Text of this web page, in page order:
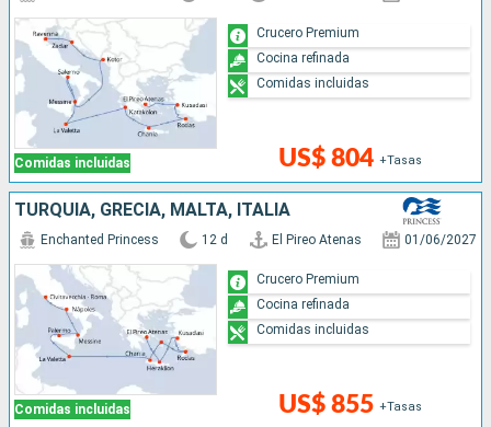
Comidas incluidas US$ 804 +Tasas
Crucero Premium
Cocina refinada
Comidas incluidas
TURQUÍA, GRECIA, MALTA, ITALIA
Comidas incluidas
Enchanted Princess 12 d El Pireo Atenas 01/06/2027
US$ 855 +Tasas
Crucero Premium
Cocina refinada
Comidas incluidas